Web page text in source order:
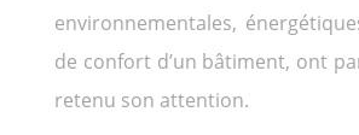
environnementales,
de confort d’un bâtiment, ont
retenu son attention.